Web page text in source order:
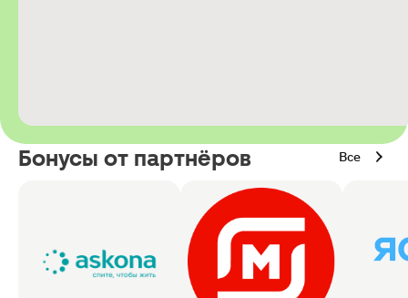
Бонусы от партнёров Все